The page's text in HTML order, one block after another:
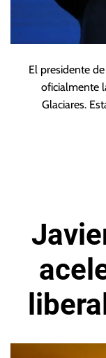
El presidente
oficialmente
Glaciares.